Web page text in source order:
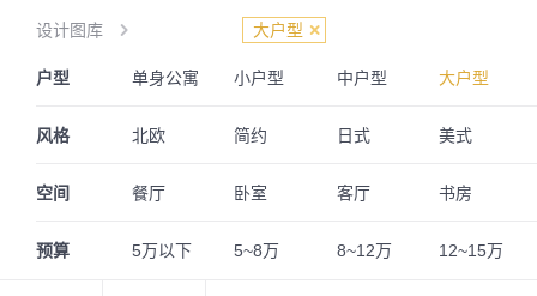
设计图库 大户型
户型 单身公寓 小户型 中户型
大户型
风格
北欧 简约 日式
美式
空间 餐厅 卧室 客厅
书房
预算
5万以下 5~8万 8~12万 12~15万